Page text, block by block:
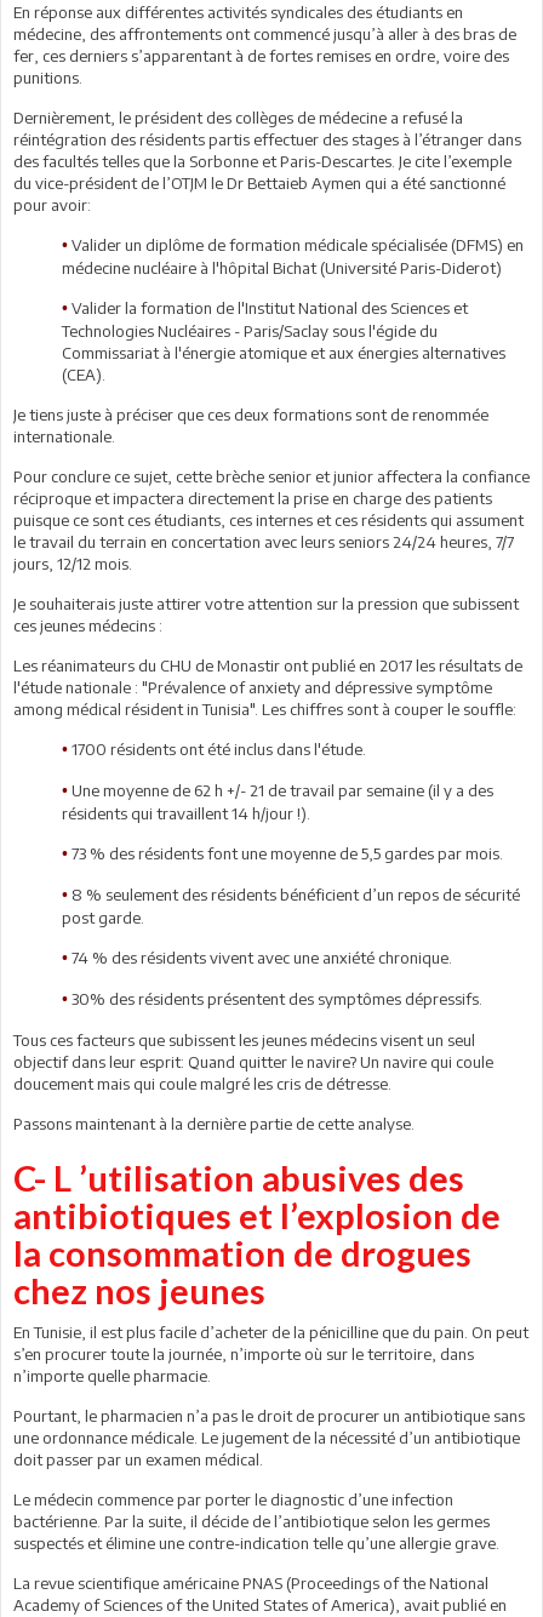
En réponse aux différentes activités syndicales des étudiants en
médecine, des affrontements ont commencé jusqu’à aller à des bras de
fer, ces derniers s’apparentant à de fortes remises en ordre, voire des
punitions.
Dernièrement, le président des collèges de médecine a refusé la
réintégration des résidents partis effectuer des stages à l’étranger dans
des facultés telles que la Sorbonne et Paris-Descartes. Je cite l’exemple
du vice-président de l’OTJM le Dr Bettaieb Aymen qui a été sanctionné
pour avoir:
• Valider un diplôme de formation médicale spécialisée (DFMS) en
médecine nucléaire à l'hôpital Bichat (Université Paris-Diderot)
• Valider la formation de l'Institut National des Sciences et
Technologies Nucléaires - Paris/Saclay sous l'égide du
Commissariat à l'énergie atomique et aux énergies alternatives
(CEA).
Je tiens juste à préciser que ces deux formations sont de renommée
internationale.
Pour conclure ce sujet, cette brèche senior et junior affectera la confiance
réciproque et impactera directement la prise en charge des patients
puisque ce sont ces étudiants, ces internes et ces résidents qui assument
le travail du terrain en concertation avec leurs seniors 24/24 heures, 7/7
jours, 12/12 mois.
Je souhaiterais juste attirer votre attention sur la pression que subissent
ces jeunes médecins :
Les réanimateurs du CHU de Monastir ont publié en 2017 les résultats de
l'étude nationale : "Prévalence of anxiety and dépressive symptôme
among médical résident in Tunisia". Les chiffres sont à couper le souffle:
• 1700 résidents ont été inclus dans l'étude.
• Une moyenne de 62 h +/- 21 de travail par semaine (il y a des
résidents qui travaillent 14 h/jour !).
• 73 % des résidents font une moyenne de 5,5 gardes par mois.
• 8 % seulement des résidents bénéficient d’un repos de sécurité
post garde.
• 74 % des résidents vivent avec une anxiété chronique.
• 30% des résidents présentent des symptômes dépressifs.
Tous ces facteurs que subissent les jeunes médecins visent un seul
objectif dans leur esprit: Quand quitter le navire? Un navire qui coule
doucement mais qui coule malgré les cris de détresse.
Passons maintenant à la dernière partie de cette analyse.
C- L ’utilisation abusives des
antibiotiques et l’explosion de
la consommation de drogues
chez nos jeunes
En Tunisie, il est plus facile d’acheter de la pénicilline que du pain. On peut
s’en procurer toute la journée, n’importe où sur le territoire, dans
n’importe quelle pharmacie.
Pourtant, le pharmacien n’a pas le droit de procurer un antibiotique sans
une ordonnance médicale. Le jugement de la nécessité d’un antibiotique
doit passer par un examen médical.
Le médecin commence par porter le diagnostic d’une infection
bactérienne. Par la suite, il décide de l’antibiotique selon les germes
suspectés et élimine une contre-indication telle qu’une allergie grave.
La revue scientifique américaine PNAS (Proceedings of the National
Academy of Sciences of the United States of America), avait publié en